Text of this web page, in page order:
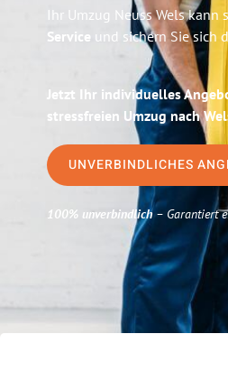
Ihr Umzug Neuss Wels kann
Service und sichern Sie sich
Jetzt Ihr individuelles
stressfreien Umzug nach
UNVERBINDLICHES
100% unverbindlich– Garantiert